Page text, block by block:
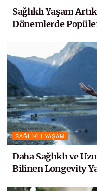
Sağlıklı Yaşam
Dönemlerde
SAĞLIKLI YAŞAM
Daha Sağlıklı ve
Bilinen Longevity